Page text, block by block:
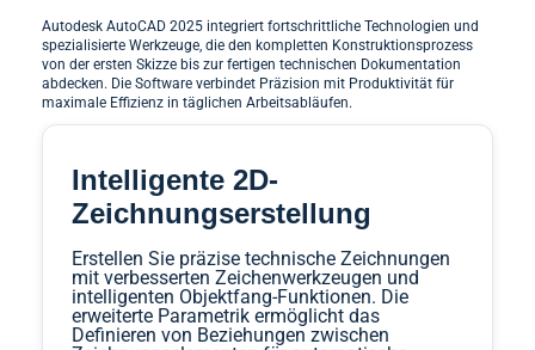
Autodesk AutoCAD 2025 integriert fortschrittliche Technologien und
spezialisierte Werkzeuge, die den kompletten Konstruktionsprozess
von der ersten Skizze bis zur fertigen technischen Dokumentation
abdecken. Die Software verbindet Präzision mit Produktivität für
maximale Effizienz in täglichen Arbeitsabläufen.
Intelligente 2D-
Zeichnungserstellung
Erstellen Sie präzise technische Zeichnungen
mit verbesserten Zeichenwerkzeugen und
intelligenten Objektfang-Funktionen. Die
erweiterte Parametrik ermöglicht das
Definieren von Beziehungen zwischen